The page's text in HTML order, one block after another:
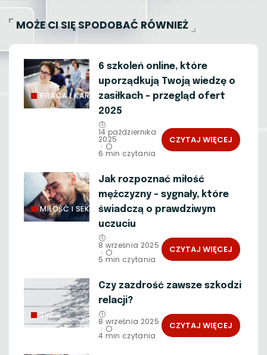
MOŻE CI SIĘ SPODOBAĆ RÓWNIEŻ
PRACA I KARIERA
6 szkoleń online, które
uporządkują Twoją wiedzę o
zasiłkach – przegląd ofert
2025
14 października
2025
6 min czytania
CZYTAJ WIĘCEJ
MIŁOŚĆ I SEKS
Jak rozpoznać miłość
mężczyzny – sygnały, które
świadczą o prawdziwym
uczuciu
8 września 2025
5 min czytania
CZYTAJ WIĘCEJ
ŻYCIE
Czy zazdrość zawsze szkodzi
relacji?
8 września 2025
4 min czytania
CZYTAJ WIĘCEJ